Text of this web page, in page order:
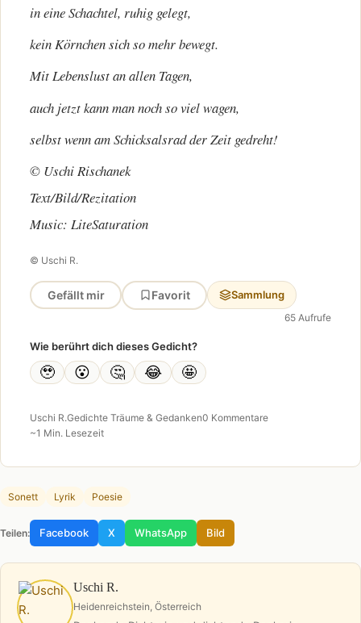
in eine Schachtel, ruhig gelegt,
kein Körnchen sich so mehr bewegt.
Mit Lebenslust an allen Tagen,
auch jetzt kann man noch so viel wagen,
selbst wenn am Schicksalsrad der Zeit gedreht!
© Uschi Rischanek
Text/Bild/Rezitation
Music: LiteSaturation
© Uschi R.
Gefällt mir Favorit Sammlung
65 Aufrufe
Wie berührt dich dieses Gedicht?
🥹 😮 🤔 😂 🤩
Uschi R.Gedichte Träume & Gedanken0 Kommentare
~1 Min. Lesezeit
Sonett Lyrik Poesie
Teilen: Facebook X WhatsApp Bild
Uschi R.
Heidenreichstein, Österreich